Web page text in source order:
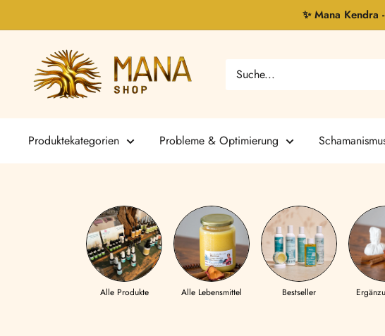
zum
✨ Mana Kendra
Mana
Shop
Produktekategorien Probleme & Optimierung
Alle Produkte Alle Lebensmittel Bestseller